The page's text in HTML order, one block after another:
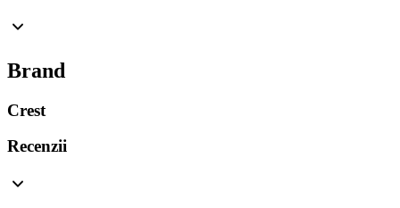
Brand
Crest
Recenzii